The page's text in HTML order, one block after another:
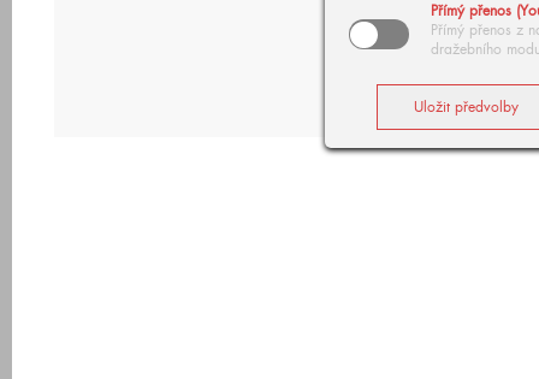
Přímý přenos
Přímý přenos z
dražebního